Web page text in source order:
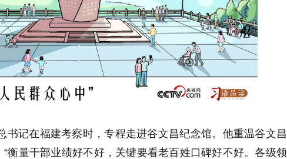
书记在福建考察时，专程走进谷文昌纪念馆。他重温谷文昌
衡量干部业绩好不好，关键要看老百姓口碑好不好。各级领